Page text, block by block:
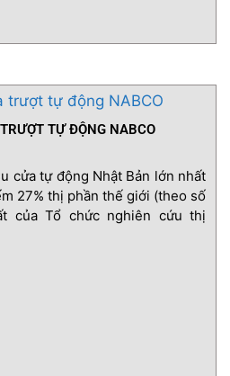
TỰ ĐỘNG NABCO
cửa tự động Nhật Bản lớn nhất
27% thị phần thế giới (theo số
của Tổ chức nghiên cứu thị